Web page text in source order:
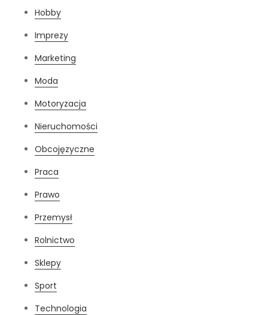
Hobby
Imprezy
Marketing
Moda
Motoryzacja
Nieruchomości
Obcojęzyczne
Praca
Prawo
Przemysł
Rolnictwo
Sklepy
Sport
Technologia